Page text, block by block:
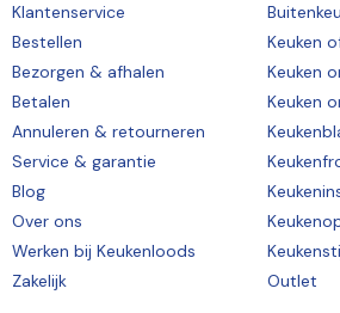
Klantenservice
Bestellen
Bezorgen & afhalen
Betalen
Annuleren & retourneren
Service & garantie
Blog
Over ons
Werken bij Keukenloods
Zakelijk
Keuken
Keuken
Keuken
Outlet